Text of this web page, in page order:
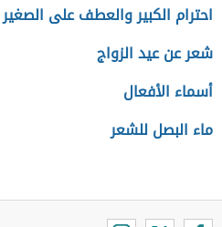
احترام الكبير والعطف على الصغير
شعر عن عيد الزواج
أسماء الأفعال
ماء البصل للشعر